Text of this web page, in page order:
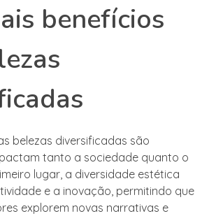
benefícios
belezas diversificadas são
tanto a sociedade quanto o
lugar, a diversidade estética
e a inovação, permitindo que
explorem novas narrativas e